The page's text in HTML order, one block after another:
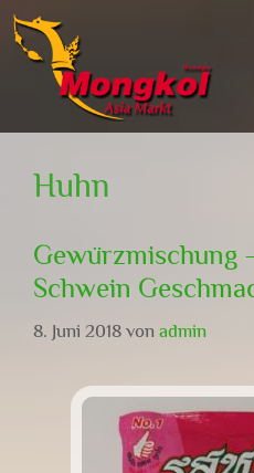
Zum
Inhalt
springen
Zum
Inhalt
springen
Huhn
Gewürzmischung
Schwein
8. Juni 2018 von admin